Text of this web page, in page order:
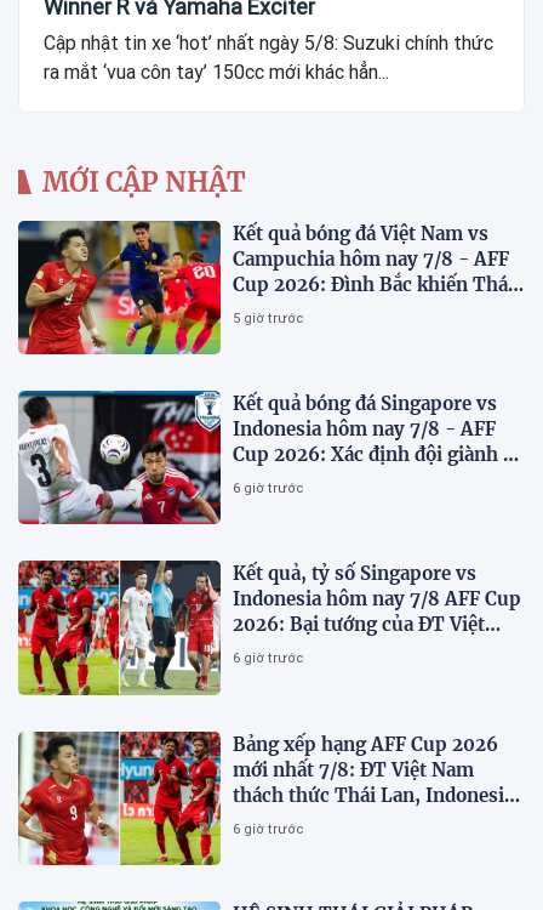
Winner R và Yamaha Exciter
Cập nhật tin xe ‘hot’ nhất ngày 5/8: Suzuki chính thức
ra mắt ‘vua côn tay’ 150cc mới khác hẳn...
MỚI CẬP NHẬT
Kết quả bóng đá Việt Nam vs
Campuchia hôm nay 7/8 - AFF
Cup 2026: Đình Bắc khiến Thái
Lan run sợ
5 giờ trước
Kết quả bóng đá Singapore vs
Indonesia hôm nay 7/8 - AFF
Cup 2026: Xác định đội giành vé
Bán kết
6 giờ trước
Kết quả, tỷ số Singapore vs
Indonesia hôm nay 7/8 AFF Cup
2026: Bại tướng của ĐT Việt
nam dừng bước sớm
6 giờ trước
Bảng xếp hạng AFF Cup 2026
mới nhất 7/8: ĐT Việt Nam
thách thức Thái Lan, Indonesia
dừng bước
6 giờ trước